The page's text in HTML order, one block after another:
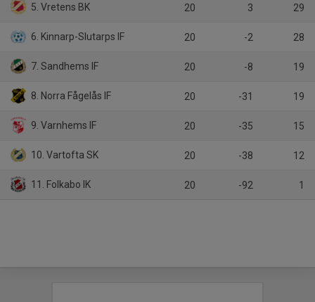
5. Vretens BK 20 3 29
6. Kinnarp-Slutarps IF 20 -2 28
7. Sandhems IF 20 -8 19
8. Norra Fågelås IF 20 -31 19
9. Varnhems IF 20 -35 15
10. Vartofta SK 20 -38 12
11. Folkabo IK 20 -92 1